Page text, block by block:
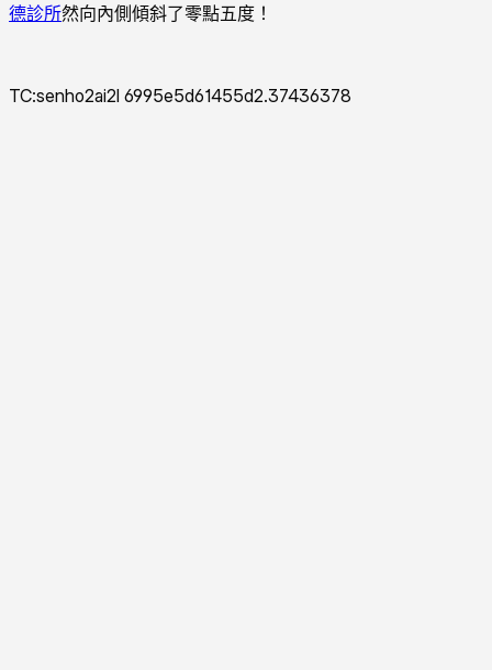
德診所然向內側傾斜了零點五度！
TC:senho2ai2l 6995e5d61455d2.37436378